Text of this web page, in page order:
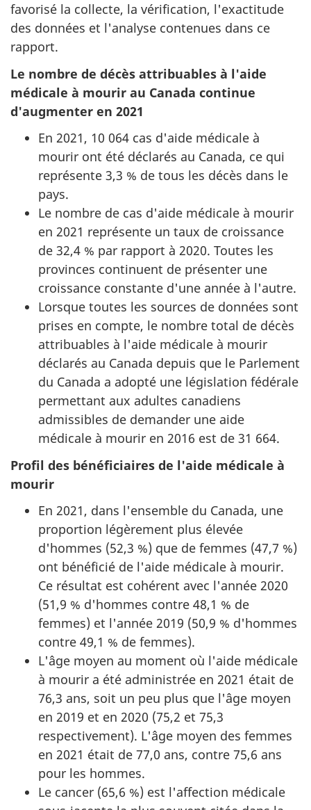
favorisé la collecte, la vérification, l'exactitude
des données et l'analyse contenues dans ce
rapport.
Le nombre de décès attribuables à l'aide
médicale à mourir au Canada continue
d'augmenter en 2021
En 2021, 10 064 cas d'aide médicale à
mourir ont été déclarés au Canada, ce qui
représente 3,3 % de tous les décès dans le
pays.
Le nombre de cas d'aide médicale à mourir
en 2021 représente un taux de croissance
de 32,4 % par rapport à 2020. Toutes les
provinces continuent de présenter une
croissance constante d'une année à l'autre.
Lorsque toutes les sources de données sont
prises en compte, le nombre total de décès
attribuables à l'aide médicale à mourir
déclarés au Canada depuis que le Parlement
du Canada a adopté une législation fédérale
permettant aux adultes canadiens
admissibles de demander une aide
médicale à mourir en 2016 est de 31 664.
Profil des bénéficiaires de l'aide médicale à
mourir
En 2021, dans l'ensemble du Canada, une
proportion légèrement plus élevée
d'hommes (52,3 %) que de femmes (47,7 %)
ont bénéficié de l'aide médicale à mourir.
Ce résultat est cohérent avec l'année 2020
(51,9 % d'hommes contre 48,1 % de
femmes) et l'année 2019 (50,9 % d'hommes
contre 49,1 % de femmes).
L'âge moyen au moment où l'aide médicale
à mourir a été administrée en 2021 était de
76,3 ans, soit un peu plus que l'âge moyen
en 2019 et en 2020 (75,2 et 75,3
respectivement). L'âge moyen des femmes
en 2021 était de 77,0 ans, contre 75,6 ans
pour les hommes.
Le cancer (65,6 %) est l'affection médicale